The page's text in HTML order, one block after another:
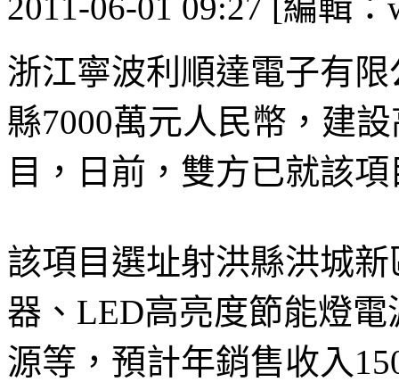
浙江寧波利順達電子有
縣7000萬元人民幣，建
目，日前，雙方已就該
該項目選址射洪縣洪城
器、LED高亮度節能燈
源等，預計年銷售收入